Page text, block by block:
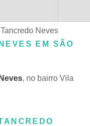
Neves
EM SÃO
, no bairro Vila